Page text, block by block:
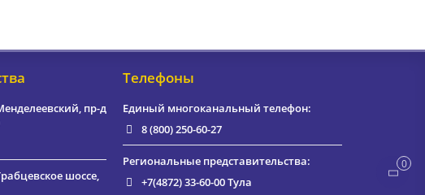
пр-д
шоссе,
Телефоны
Единый многоканальный телефон:
8 (800) 250-60-27
Региональные представительства:
+7(4872) 33-60-00Тула
0